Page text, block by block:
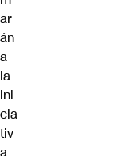
ar
án
a
la
ini
cia
tiv